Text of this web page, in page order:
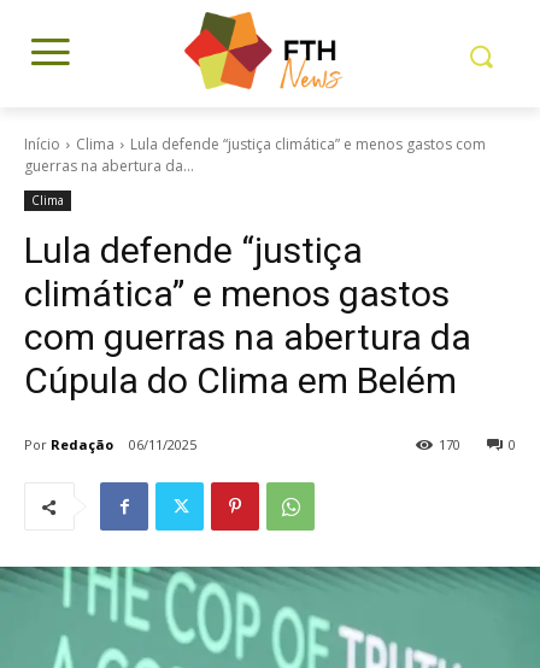
Início Clima
Lula defende “justiça climática” e menos gastos com
guerras na abertura da...
Clima
Lula defende “justiça
climática” e menos gastos
com guerras na abertura da
Cúpula do Clima em Belém
Por Redação 06/11/2025 0
170